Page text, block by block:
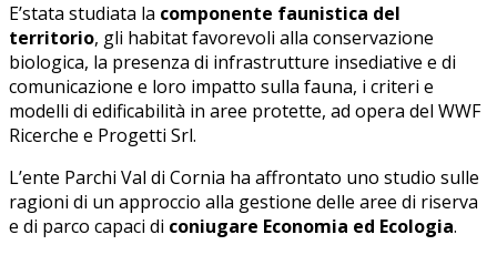
E’stata studiata la componente faunistica del
territorio, gli habitat favorevoli alla conservazione
biologica, la presenza di infrastrutture insediative e di
comunicazione e loro impatto sulla fauna, i criteri e
modelli di edificabilità in aree protette, ad opera del WWF
Ricerche e Progetti Srl.
L’ente Parchi Val di Cornia ha affrontato uno studio sulle
ragioni di un approccio alla gestione delle aree di riserva
e di parco capaci di coniugare Economia ed Ecologia.